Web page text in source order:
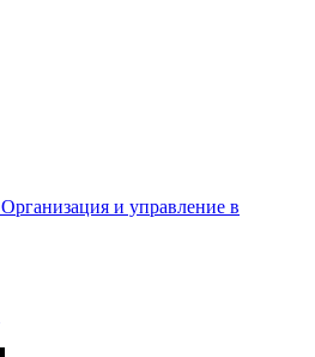
Организация и управление в